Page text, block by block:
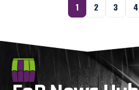
1 2 3 4